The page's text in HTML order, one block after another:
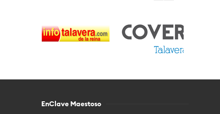
EnClave Maestoso